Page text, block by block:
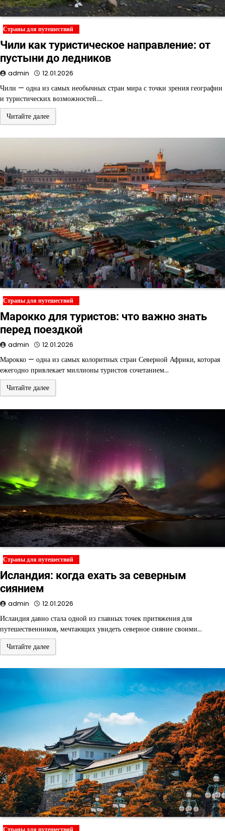
Страны для путешествий
Чили как туристическое направление: от
пустыни до ледников
admin 12.01.2026
Чили — одна из самых необычных стран мира с точки зрения географии
и туристических возможностей.…
Читайте далее
Страны для путешествий
Марокко для туристов: что важно знать
перед поездкой
admin 12.01.2026
Марокко — одна из самых колоритных стран Северной Африки, которая
ежегодно привлекает миллионы туристов сочетанием…
Читайте далее
Страны для путешествий
Исландия: когда ехать за северным
сиянием
admin 12.01.2026
Исландия давно стала одной из главных точек притяжения для
путешественников, мечтающих увидеть северное сияние своими…
Читайте далее